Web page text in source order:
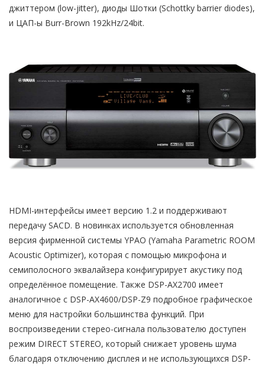
джиттером (low-jitter), диоды Шотки (Schottky barrier diodes),
и ЦАП-ы Burr-Brown 192kHz/24bit.
HDMI-интерфейсы имеет версию 1.2 и поддерживают
передачу SACD. В новинках используется обновленная
версия фирменной системы YPAO (Yamaha Parametric ROOM
Acoustic Optimizer), которая с помощью микрофона и
семиполосного эквалайзера конфигурирует акустику под
определённое помещение. Также DSP-AX2700 имеет
аналогичное с DSP-AX4600/DSP-Z9 подробное графическое
меню для настройки большинства функций. При
воспроизведении стерео-сигнала пользователю доступен
режим DIRECT STEREO, который снижает уровень шума
благодаря отключению дисплея и не использующихся DSP-